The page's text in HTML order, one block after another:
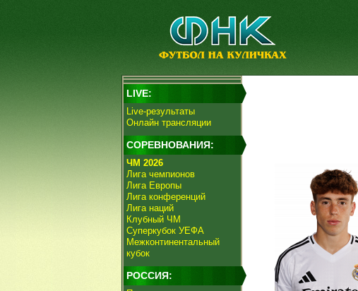
LIVE:
Live-результаты
Онлайн трансляции
СОРЕВНОВАНИЯ:
ЧМ 2026
Лига чемпионов
Лига Европы
Лига конференций
Лига наций
Клубный ЧМ
Суперкубок УЕФА
Межконтинентальный
кубок
РОССИЯ: